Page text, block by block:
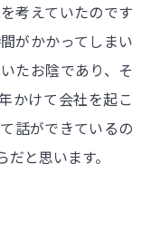
考えていたのです
がかかってしまい
たお陰であり、そ
かけて会社を起こ
話ができているの
と思います。